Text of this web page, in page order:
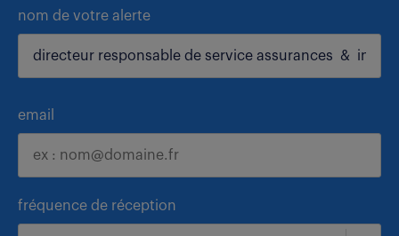
nom de votre alerte
email
fréquence de réception